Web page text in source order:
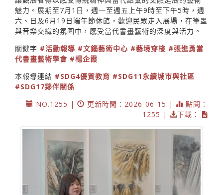
魅力。展期至7月1日，週一至週五上午9時至下午5時，週
六、日及6月19日端午節休館，歡迎民眾走入展場，在筆墨
與音樂交織的氛圍中，感受當代書畫藝術的深度與活力。
關鍵字 #活動報導 #文錙藝術中心 #藝境穿梭 #張進勇當
代書畫藝術學會 #楊企霞
本報導連結 #SDG4優質教育 #SDG11永續城市與社區
#SDG17夥伴關係
NO.1255 |
更新時間：2026-06-15 |
點閱：
1255 |
下載：